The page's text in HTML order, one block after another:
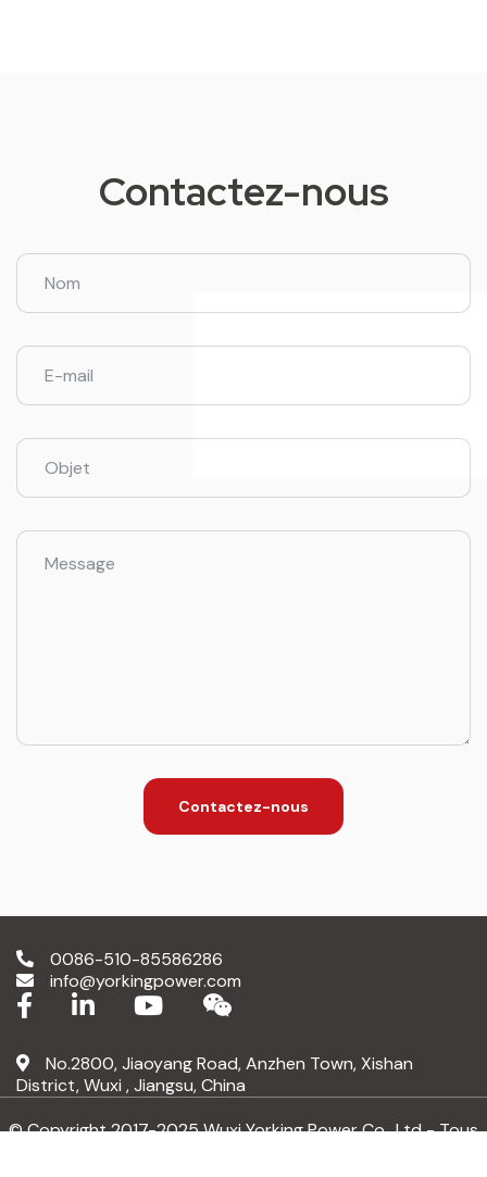
Contactez-nous
Contactez-nous
0086-510-85586286
info@yorkingpower.com
No.2800, Jiaoyang Road, Anzhen Town, Xishan
District, Wuxi , Jiangsu, China
© Copyright 2017-2025 Wuxi Yorking Power Co., Ltd - Tous